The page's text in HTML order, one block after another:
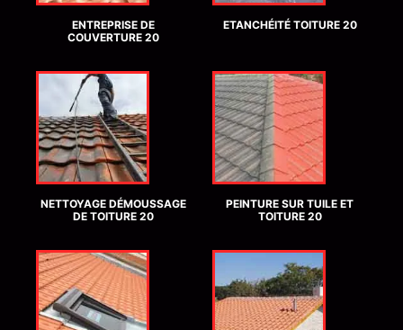
ENTREPRISE DE
COUVERTURE 20
ETANCHÉITÉ TOITURE 20
NETTOYAGE DÉMOUSSAGE
DE TOITURE 20
PEINTURE SUR TUILE ET
TOITURE 20